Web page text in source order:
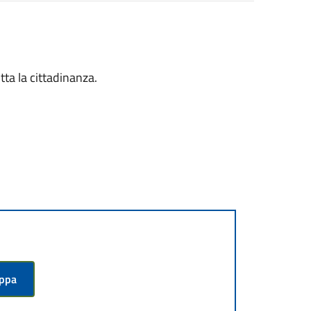
la cittadinanza.